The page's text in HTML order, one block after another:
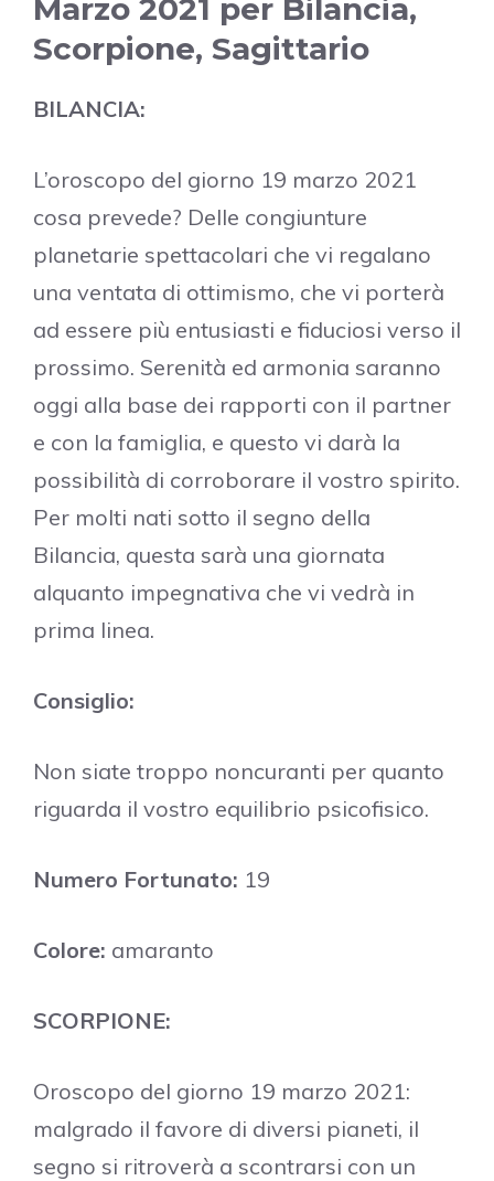
Marzo 2021 per Bilancia,
Scorpione, Sagittario
BILANCIA:
L’oroscopo del giorno 19 marzo 2021
cosa prevede? Delle congiunture
planetarie spettacolari che vi regalano
una ventata di ottimismo, che vi porterà
ad essere più entusiasti e fiduciosi verso il
prossimo. Serenità ed armonia saranno
oggi alla base dei rapporti con il partner
e con la famiglia, e questo vi darà la
possibilità di corroborare il vostro spirito.
Per molti nati sotto il segno della
Bilancia, questa sarà una giornata
alquanto impegnativa che vi vedrà in
prima linea.
Consiglio:
Non siate troppo noncuranti per quanto
riguarda il vostro equilibrio psicofisico.
Numero Fortunato: 19
Colore: amaranto
SCORPIONE:
Oroscopo del giorno 19 marzo 2021:
malgrado il favore di diversi pianeti, il
segno si ritroverà a scontrarsi con un